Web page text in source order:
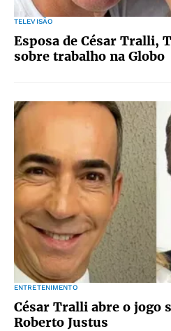
TELEVISÃO
Esposa de César Tralli,
sobre trabalho na Globo
ENTRETENIMENTO
César Tralli abre o jogo
Roberto Justus